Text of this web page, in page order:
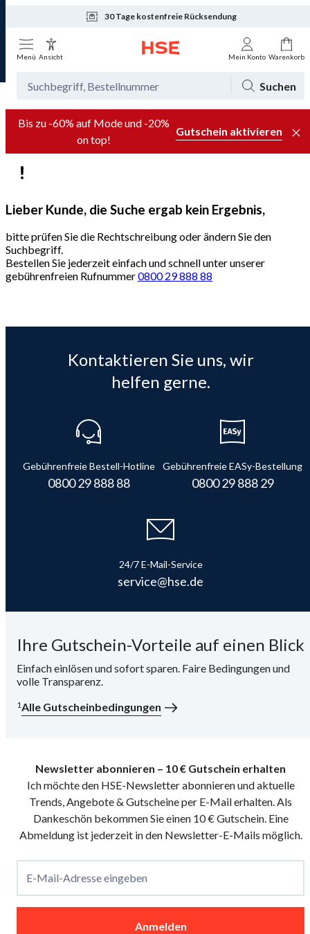
30 Tage kostenfreie Rücksendung
Tagesaktuelle Angebote
Menü Ansicht Mein Konto Warenkorb
Suchen
Bis zu -60% auf Mode und -20%
on top!
Gutschein aktivieren
Lieber Kunde, die Suche ergab kein Ergebnis,
bitte prüfen Sie die Rechtschreibung oder ändern Sie den
Suchbegriff.
Bestellen Sie jederzeit einfach und schnell unter unserer
gebührenfreien Rufnummer0800 29 888 88
Kontaktieren Sie uns, wir
helfen gerne.
Gebührenfreie Bestell-Hotline
0800 29 888 88
Gebührenfreie EASy-Bestellung
0800 29 888 29
24/7 E-Mail-Service
service@hse.de
Ihre Gutschein-Vorteile auf einen Blick
Einfach einlösen und sofort sparen. Faire Bedingungen und
volle Transparenz.
1Alle Gutscheinbedingungen
Newsletter abonnieren – 10 € Gutschein erhalten
Ich möchte den HSE-Newsletter abonnieren und aktuelle
Trends, Angebote & Gutscheine per E-Mail erhalten. Als
Dankeschön bekommen Sie einen 10 € Gutschein. Eine
Abmeldung ist jederzeit in den Newsletter-E-Mails möglich.
E-Mail-Adresse eingeben
Anmelden